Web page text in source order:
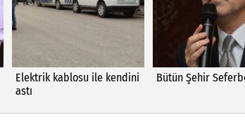
Elektrik kablosu ile kendini
astı
Bütün Şehir